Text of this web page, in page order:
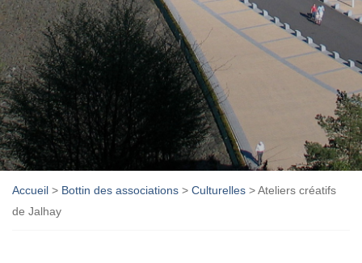
Accueil > Bottin des associations > Culturelles >Ateliers créatifs
de Jalhay